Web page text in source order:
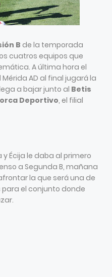
B de la temporada
cuatros equipos que
A última hora el
AD al final jugará la
a bajar junto al Betis
Deportivo, el filial
Écija le daba al primero
a Segunda B, mañana
la que será una de
el conjunto donde